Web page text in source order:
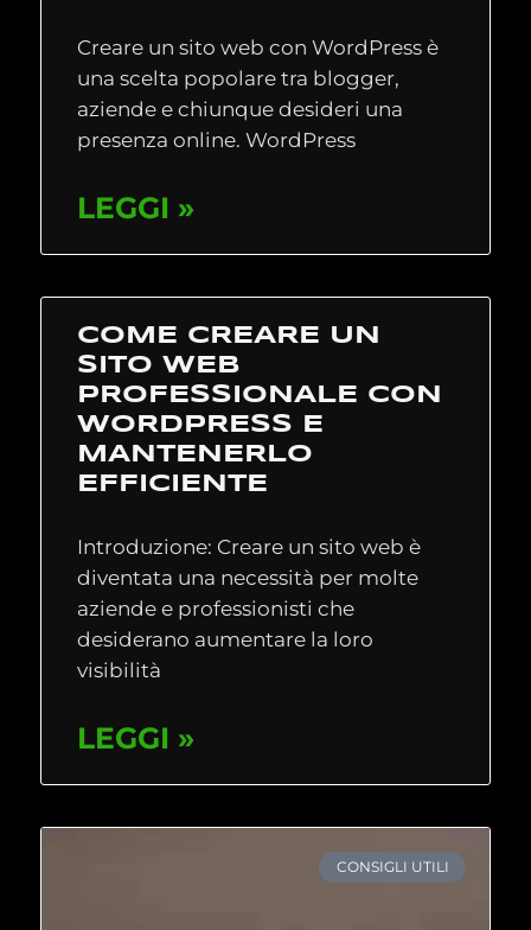
Creare un sito web con WordPress è
una scelta popolare tra blogger,
aziende e chiunque desideri una
presenza online. WordPress
LEGGI »
COME CREARE UN
SITO WEB
PROFESSIONALE CON
WORDPRESS E
MANTENERLO
EFFICIENTE
Introduzione: Creare un sito web è
diventata una necessità per molte
aziende e professionisti che
desiderano aumentare la loro
visibilità
LEGGI »
CONSIGLI UTILI